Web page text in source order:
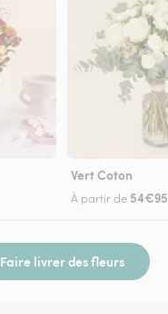
Vert Coton
À partir de 54€95
Faire livrer des fleurs